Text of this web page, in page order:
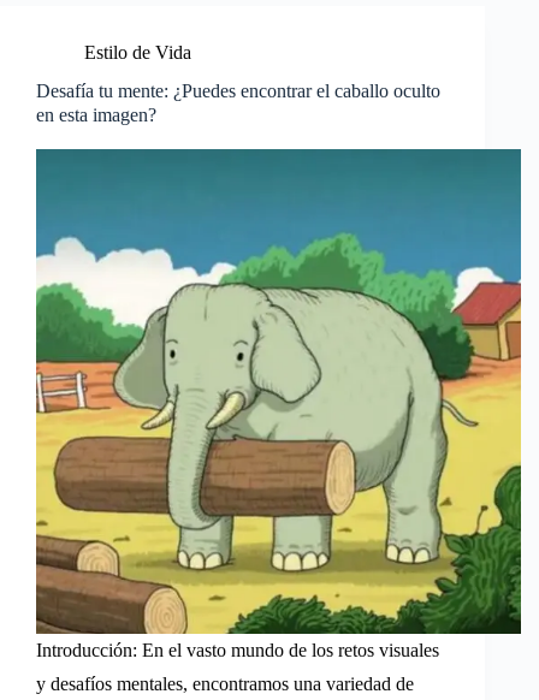
Estilo de Vida
Desafía tu mente: ¿Puedes encontrar el caballo oculto
en esta imagen?
Introducción: En el vasto mundo de los retos visuales
y desafíos mentales, encontramos una variedad de